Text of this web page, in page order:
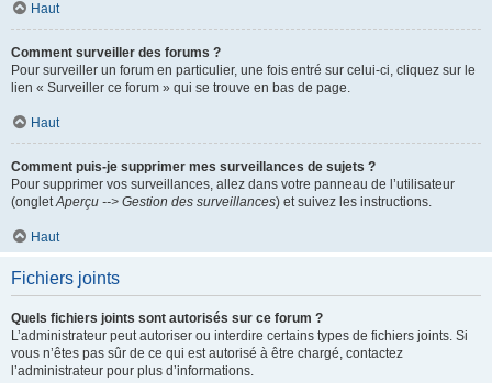
Haut
Comment surveiller des forums ?
Pour surveiller un forum en particulier, une fois entré sur celui-ci, cliquez sur le
lien « Surveiller ce forum » qui se trouve en bas de page.
Haut
Comment puis-je supprimer mes surveillances de sujets ?
Pour supprimer vos surveillances, allez dans votre panneau de l’utilisateur
(ongletAperçu --> Gestion des surveillances) et suivez les instructions.
Haut
Fichiers joints
Quels fichiers joints sont autorisés sur ce forum ?
L’administrateur peut autoriser ou interdire certains types de fichiers joints. Si
vous n’êtes pas sûr de ce qui est autorisé à être chargé, contactez
l’administrateur pour plus d’informations.